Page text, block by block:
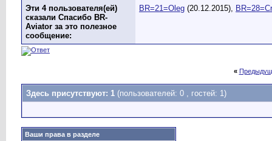
Эти 4 пользователя(ей)
сказали Спасибо BR-
Aviator за это полезное
сообщение:
BR=21=Oleg (20.12.2015),
«
Здесь присутствуют: 1 (пользователей: 0 , гостей: 1)
Ваши права в разделе